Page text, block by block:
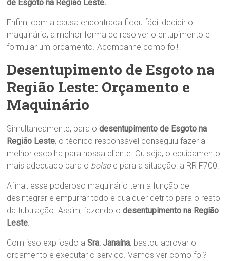
de Esgoto na Região Leste.
Enfim, com a causa encontrada ficou fácil decidir o
maquinário, a melhor forma de resolver o entupimento e
formular um orçamento. Acompanhe como foi!
Desentupimento de Esgoto na
Região Leste: Orçamento e
Maquinário
Simultaneamente, para odesentupimento de Esgoto na
Região Leste, o técnico responsável conseguiu fazer a
melhor escolha para nossa cliente. Ou seja, o equipamento
mais adequado para o bolsoe para a situação: a RR F700.
Afinal, esse poderoso maquinário tem a função de
desintegrar e empurrar todo e qualquer detrito para o resto
da tubulação. Assim, fazendo odesentupimento na Região
Leste.
Com isso explicado aSra.Janaína, bastou aprovar o
orçamento e executar o serviço. Vamos ver como foi?